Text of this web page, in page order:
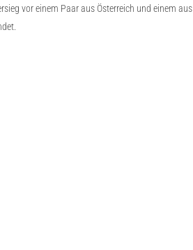
vor einem Paar aus Österreich und einem aus